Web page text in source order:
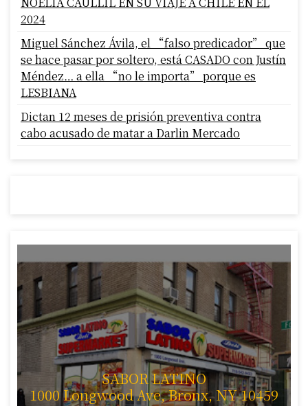
2024
Miguel Sánchez Ávila, el “falso predicador” que
se hace pasar por soltero, está CASADO con Justín
Méndez… a ella “no le importa” porque es
LESBIANA
Dictan 12 meses de prisión preventiva contra
cabo acusado de matar a Darlin Mercado
SABOR LATINO
1000 Longwood Ave, Bronx, NY 10459